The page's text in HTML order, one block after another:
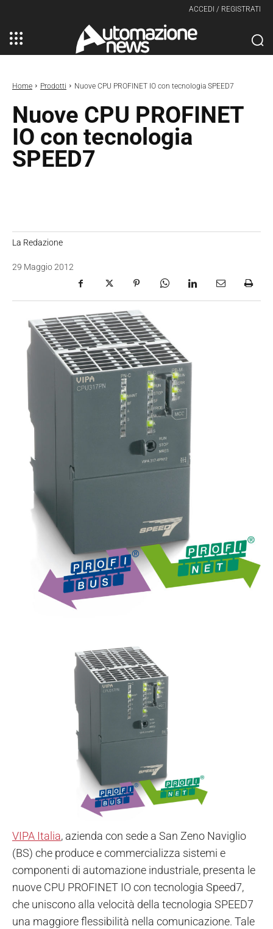
ACCEDI / REGISTRATI
Home Prodotti Nuove CPU PROFINET IO con tecnologia SPEED7
Nuove CPU PROFINET
IO con tecnologia
SPEED7
La Redazione
29 Maggio 2012
VIPA Italia, azienda con sede a San Zeno Naviglio
(BS) che produce e commercializza sistemi e
componenti di automazione industriale, presenta le
nuove CPU PROFINET IO con tecnologia Speed7,
che uniscono alla velocità della tecnologia SPEED7
una maggiore flessibilità nella comunicazione. Tale